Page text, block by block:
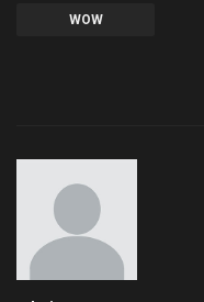
WOW